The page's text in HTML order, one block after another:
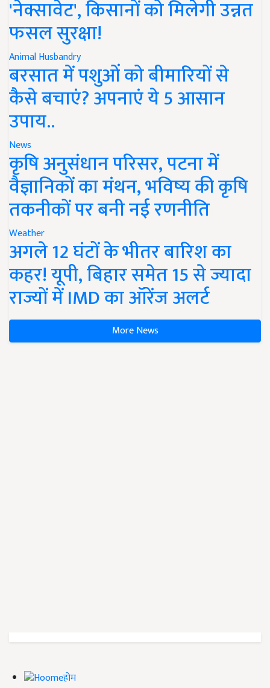
'नेक्सावेट', किसानों को मिलेगी उन्नत
फसल सुरक्षा!
Animal Husbandry
बरसात में पशुओं को बीमारियों से
कैसे बचाएं? अपनाएं ये 5 आसान
उपाय..
News
कृषि अनुसंधान परिसर, पटना में
वैज्ञानिकों का मंथन, भविष्य की कृषि
तकनीकों पर बनी नई रणनीति
Weather
अगले 12 घंटों के भीतर बारिश का
कहर! यूपी, बिहार समेत 15 से ज्यादा
राज्यों में IMD का ऑरेंज अलर्ट
More News
होम